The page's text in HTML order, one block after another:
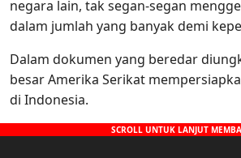
negara lain, tak segan-segan
dalam jumlah yang banyak demi
Dalam dokumen yang beredar
besar Amerika Serikat
di Indonesia.